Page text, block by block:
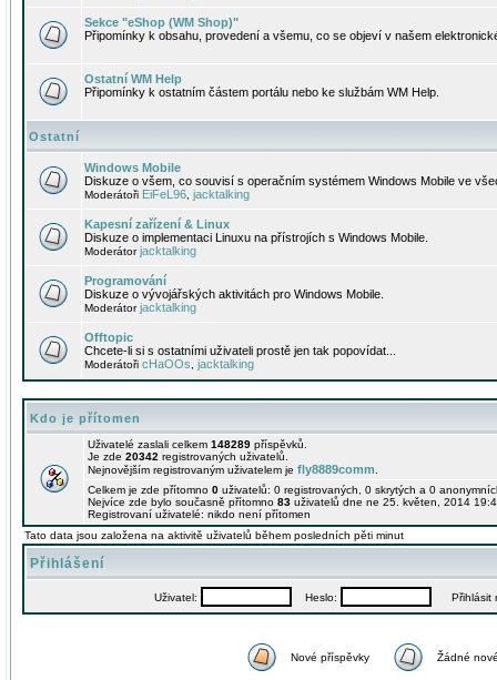
Sekce "eShop (WM Shop)"
Připomínky k obsahu, provedení a všemu, co se objeví v našem
Ostatní WM Help
Připomínky k ostatním částem portálu nebo ke službám WM Help.
Ostatní
Windows Mobile
Diskuze o všem, co souvisí s operačním systémem Windows Mobile ve
Moderátoři EiFeL96 jacktalking
Kapesní zařízení & Linux
Diskuze o implementaci Linuxu na přístrojích s Windows Mobile.
Moderátorjacktalking
Programování
Diskuze o vývojářských aktivitách pro Windows Mobile.
Moderátorjacktalking
Offtopic
Chcete-li si s ostatními uživateli prostě jen tak popovídat...
Moderátoři cHaOOs jacktalking
Kdo je přítomen
Uživatelé zaslali celkem 148289 příspěvků.
Je zde 20342 registrovaných uživatelů.
Nejnovějším registrovaným uživatelem je fly8889comm
Celkem je zde přítomno 0 uživatelů: 0 registrovaných, 0 skrytých a 0
Nejvíce zde bylo současně přítomno 83 uživatelů dne ne 25. květen, 2014
Registrovaní uživatelé: nikdo není přítomen
Tato data jsou založena na aktivitě uživatelů během posledních pěti minut
Přihlášení
Uživatel: Heslo: Přihlásit
Nové příspěvky Žádné